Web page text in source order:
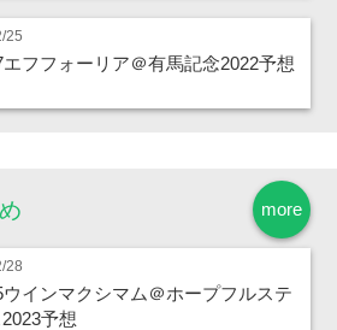
25
フフォーリア＠有馬記念2022予想
more
28
インマクシマム＠ホープフルステ
予想